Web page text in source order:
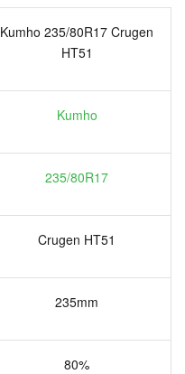
Kumho 235/80R17 Crugen
HT51
Kumho
235/80R17
Crugen HT51
235mm
80%